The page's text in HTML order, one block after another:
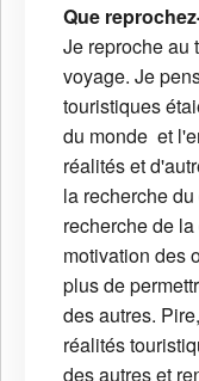
Que
Je reproche au
voyage. Je
touristiques
du monde et
réalités et
la recherche
recherche de
motivation des
plus de
des autres.
réalités
des autres et